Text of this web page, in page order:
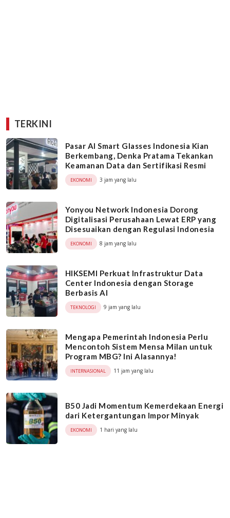
TERKINI
Pasar AI Smart Glasses Indonesia Kian
Berkembang, Denka Pratama Tekankan
Keamanan Data dan Sertifikasi Resmi
EKONOMI 3 jam yang lalu
Yonyou Network Indonesia Dorong
Digitalisasi Perusahaan Lewat ERP yang
Disesuaikan dengan Regulasi Indonesia
EKONOMI 8 jam yang lalu
HIKSEMI Perkuat Infrastruktur Data
Center Indonesia dengan Storage
Berbasis AI
TEKNOLOGI 9 jam yang lalu
Mengapa Pemerintah Indonesia Perlu
Mencontoh Sistem Mensa Milan untuk
Program MBG? Ini Alasannya!
INTERNASIONAL 11 jam yang lalu
B50 Jadi Momentum Kemerdekaan Energi
dari Ketergantungan Impor Minyak
EKONOMI 1 hari yang lalu